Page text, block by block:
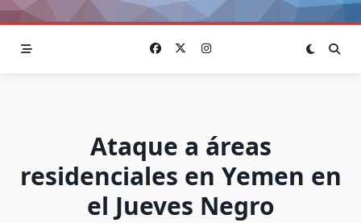
Ataque a áreas
residenciales en Yemen en
el Jueves Negro